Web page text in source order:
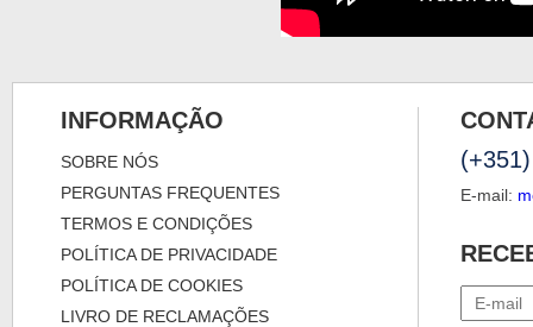
INFORMAÇÃO
SOBRE NÓS
PERGUNTAS FREQUENTES
TERMOS E CONDIÇÕES
POLÍTICA DE PRIVACIDADE
POLÍTICA DE COOKIES
LIVRO DE RECLAMAÇÕES
E-mail: